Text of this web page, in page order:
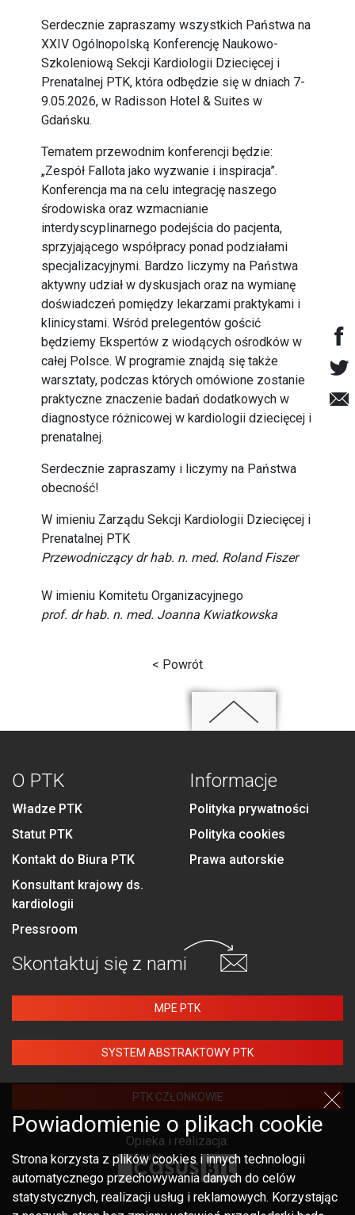
Serdecznie zapraszamy wszystkich Państwa na
XXIV Ogólnopolską Konferencję Naukowo-
Szkoleniową Sekcji Kardiologii Dziecięcej i
Prenatalnej PTK, która odbędzie się w dniach 7-
9.05.2026, w Radisson Hotel & Suites w
Gdańsku.
Tematem przewodnim konferencji będzie:
„Zespół Fallota jako wyzwanie i inspiracja”.
Konferencja ma na celu integrację naszego
środowiska oraz wzmacnianie
interdyscyplinarnego podejścia do pacjenta,
sprzyjającego współpracy ponad podziałami
specjalizacyjnymi. Bardzo liczymy na Państwa
aktywny udział w dyskusjach oraz na wymianę
doświadczeń pomiędzy lekarzami praktykami i
klinicystami. Wśród prelegentów gościć
będziemy Ekspertów z wiodących ośrodków w
całej Polsce. W programie znajdą się także
warsztaty, podczas których omówione zostanie
praktyczne znaczenie badań dodatkowych w
diagnostyce różnicowej w kardiologii dziecięcej i
prenatalnej.
Serdecznie zapraszamy i liczymy na Państwa
obecność!
W imieniu Zarządu Sekcji Kardiologii Dziecięcej i
Prenatalnej PTK
Przewodniczący dr hab. n. med. Roland Fiszer
W imieniu Komitetu Organizacyjnego
prof. dr hab. n. med. Joanna Kwiatkowska
< Powrót
O PTK
Władze PTK
Statut PTK
Kontakt do Biura PTK
Konsultant krajowy ds.
kardiologii
Pressroom
Informacje
Polityka prywatności
Polityka cookies
Prawa autorskie
Skontaktuj się z nami
MPE PTK
SYSTEM ABSTRAKTOWY PTK
PTK CZŁONKOWIE
Opieka i realizacja:
Powiadomienie o plikach cookie
Strona korzysta z plików cookies i innych technologii
automatycznego przechowywania danych do celów
statystycznych, realizacji usług i reklamowych. Korzystając